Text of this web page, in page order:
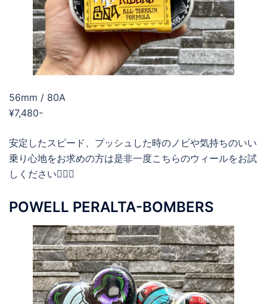
56mm / 80A
¥7,480-
安定したスピード、プッシュした時のノビや気持ちのいい
乗り心地をお求めの方は是非一度こちらのウィールをお試
しください💁🏻‍♂️
POWELL PERALTA-BOMBERS